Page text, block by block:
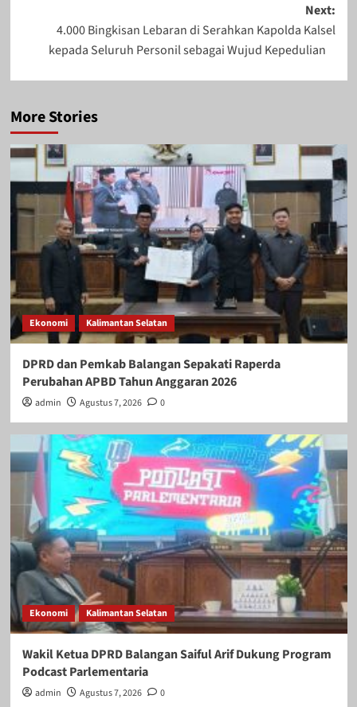
Next:
4.000 Bingkisan Lebaran di Serahkan Kapolda Kalsel
kepada Seluruh Personil sebagai Wujud Kepedulian
More Stories
Ekonomi Kalimantan Selatan
DPRD dan Pemkab Balangan Sepakati Raperda
Perubahan APBD Tahun Anggaran 2026
admin Agustus 7, 2026 0
Ekonomi Kalimantan Selatan
Wakil Ketua DPRD Balangan Saiful Arif Dukung Program
Podcast Parlementaria
admin Agustus 7, 2026 0